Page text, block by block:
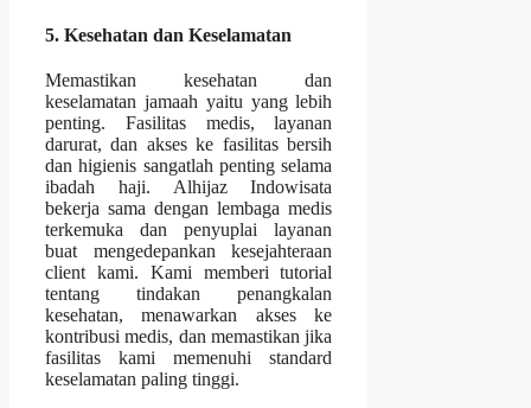
5. Kesehatan dan Keselamatan
Memastikan kesehatan dan
keselamatan jamaah yaitu yang lebih
penting. Fasilitas medis, layanan
darurat, dan akses ke fasilitas bersih
dan higienis sangatlah penting selama
ibadah haji. Alhijaz Indowisata
bekerja sama dengan lembaga medis
terkemuka dan penyuplai layanan
buat mengedepankan kesejahteraan
client kami. Kami memberi tutorial
tentang tindakan penangkalan
kesehatan, menawarkan akses ke
kontribusi medis, dan memastikan jika
fasilitas kami memenuhi standard
keselamatan paling tinggi.